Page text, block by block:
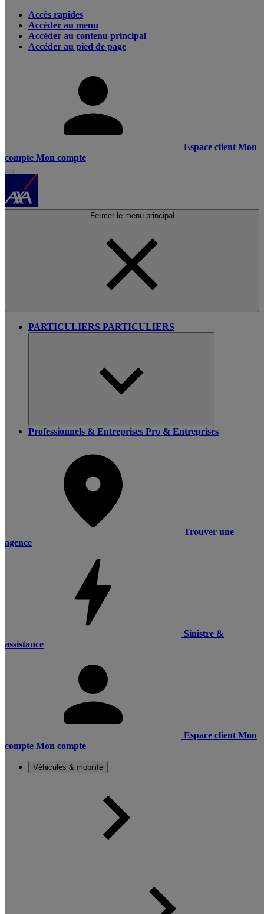
Accès rapides
Accéder au menu
Accéder au contenu principal
Accéder au pied de page
Espace client Mon
compte Mon compte
Fermer le menu principal
PARTICULIERS PARTICULIERS
Professionnels & Entreprises Pro & Entreprises
Trouver une
agence
Sinistre &
assistance
Espace client Mon
compte Mon compte
Véhicules & mobilité